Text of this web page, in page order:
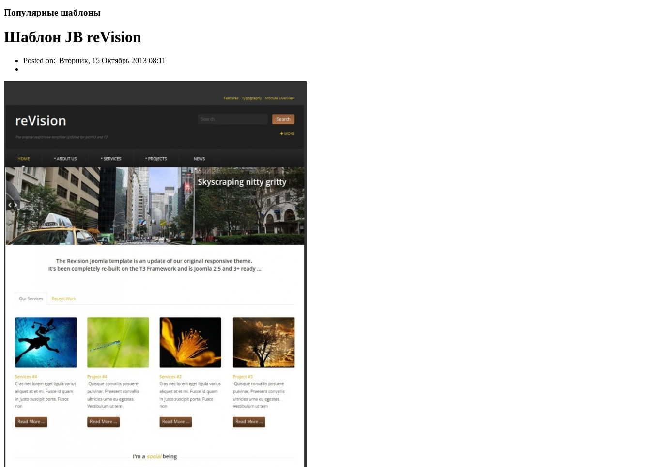
Популярные шаблоны
Шаблон JB reVision
Posted on: Вторник, 15 Октябрь 2013 08:11